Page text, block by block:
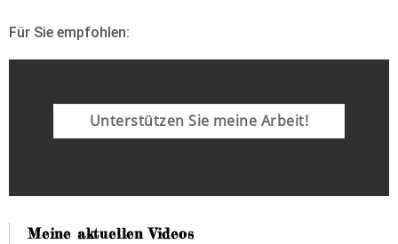
Für Sie empfohlen:
Unterstützen Sie meine Arbeit!
Meine aktuellen Videos